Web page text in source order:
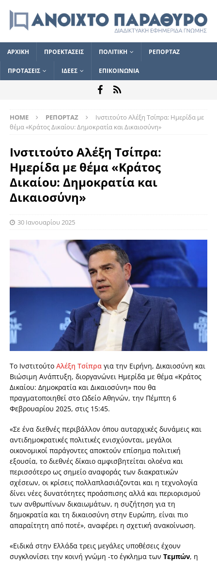
ΑΡΧΙΚΗ ΠΡΟΕΚΤΑΣΕΙΣ ΠΟΛΙΤΙΚΗ ΡΕΠΟΡΤΑΖ
ΠΡΟΤΑΣΕΙΣ ΙΔΕΕΣ ΕΠΙΚΟΙΝΩΝΙΑ
HOME ΡΕΠΟΡΤΑΖ
Ινστιτούτο Αλέξη Τσίπρα: Ημερίδα με
θέμα «Κράτος Δικαίου: Δημοκρατία και Δικαιοσύνη»
Ινστιτούτο Αλέξη Τσίπρα:
Ημερίδα με θέμα «Κράτος
Δικαίου: Δημοκρατία και
Δικαιοσύνη»
30 Ιανουαρίου 2025
Το Ινστιτούτο Αλέξη Τσίπρα για την Ειρήνη, Δικαιοσύνη και
Βιώσιμη Ανάπτυξη, διοργανώνει Ημερίδα με θέμα «Κράτος
Δικαίου: Δημοκρατία και Δικαιοσύνη» που θα
πραγματοποιηθεί στο Ωδείο Αθηνών, την Πέμπτη 6
Φεβρουαρίου 2025, στις 15:45.
«Σε ένα διεθνές περιβάλλον όπου αυταρχικές δυνάμεις και
αντιδημοκρατικές πολιτικές ενισχύονται, μεγάλοι
οικονομικοί παράγοντες αποκτούν επίσημα πολιτική
εξουσία, το διεθνές δίκαιο αμφισβητείται ολοένα και
περισσότερο ως σημείο αναφοράς των διακρατικών
σχέσεων, οι κρίσεις πολλαπλασιάζονται και η τεχνολογία
δίνει νέες δυνατότητες προάσπισης αλλά και περιορισμού
των ανθρωπίνων δικαιωμάτων, η συζήτηση για τη
δημοκρατία και τη δικαιοσύνη στην Ευρώπη, είναι πιο
απαραίτητη από ποτέ», αναφέρει η σχετική ανακοίνωση.
«Ειδικά στην Ελλάδα τρεις μεγάλες υποθέσεις έχουν
συγκλονίσει την κοινή γνώμη -το έγκλημα των Τεμπών, η